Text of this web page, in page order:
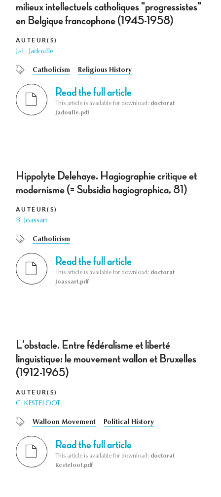
milieux intellectuels catholiques "progressistes"
en Belgique francophone (1945-1958)
AUTEUR(S)
J.-L. Jadoulle
Catholicism Religious History
Read the full article
This article is available for download: doctorat
Jadoulle.pdf
Hippolyte Delehaye. Hagiographie critique et
modernisme (= Subsidia hagiographica, 81)
AUTEUR(S)
B. Joassart
Catholicism
Read the full article
This article is available for download: doctorat
Joassart.pdf
L'obstacle. Entre fédéralisme et liberté
linguistique: le mouvement wallon et Bruxelles
(1912-1965)
AUTEUR(S)
C. KESTELOOT
Walloon Movement Political History
Read the full article
This article is available for download: doctorat
Kesteloot.pdf